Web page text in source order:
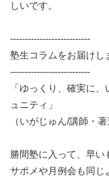
しいです。
---------------------------
塾生コラムをお届けし
---------------------------
「ゆっくり、確実に
ュニティ」
（いがじゅん/講師・著
勝間塾に入って、早い
サポメや月例会も同じ